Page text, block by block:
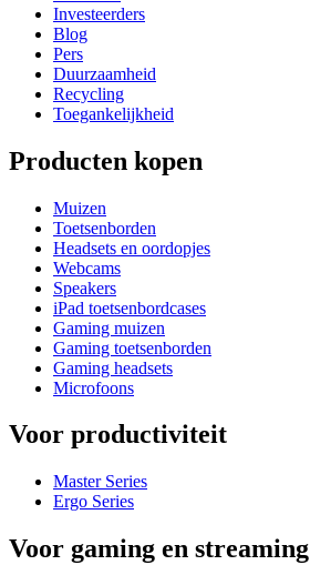
Investeerders
Blog
Pers
Duurzaamheid
Recycling
Toegankelijkheid
Producten kopen
Muizen
Toetsenborden
Headsets en oordopjes
Webcams
Speakers
iPad toetsenbordcases
Gaming muizen
Gaming toetsenborden
Gaming headsets
Microfoons
Voor productiviteit
Master Series
Ergo Series
Voor gaming en streaming